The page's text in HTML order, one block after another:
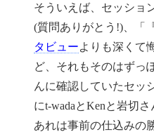
そういえば、セッショ
(質問ありがとう!)、「
タビューよりも深くて
ど、それもそのはずっ
んに確認していたセッ
にt-wadaとKenと岩切
あれは事前の仕込みの